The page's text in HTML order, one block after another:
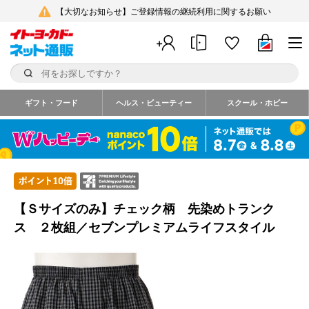
【大切なお知らせ】ご登録情報の継続利用に関するお願い
ギフト・フード ヘルス・ビューティー スクール・ホビー
【Ｓサイズのみ】チェック柄 先染めトランク
ス ２枚組／セブンプレミアムライフスタイル